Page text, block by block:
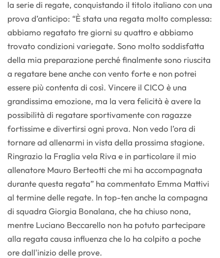
la serie di regate, conquistando il titolo italiano con una
prova d’anticipo: “È stata una regata molto complessa:
abbiamo regatato tre giorni su quattro e abbiamo
trovato condizioni variegate. Sono molto soddisfatta
della mia preparazione perché finalmente sono riuscita
a regatare bene anche con vento forte e non potrei
essere più contenta di così. Vincere il CICO è una
grandissima emozione, ma la vera felicità è avere la
possibilità di regatare sportivamente con ragazze
fortissime e divertirsi ogni prova. Non vedo l’ora di
tornare ad allenarmi in vista della prossima stagione.
Ringrazio la Fraglia vela Riva e in particolare il mio
allenatore Mauro Berteotti che mi ha accompagnata
durante questa regata” ha commentato Emma Mattivi
al termine delle regate. In top-ten anche la compagna
di squadra Giorgia Bonalana, che ha chiuso nona,
mentre Luciano Beccarello non ha potuto partecipare
alla regata causa influenza che lo ha colpito a poche
ore dall'inizio delle prove.